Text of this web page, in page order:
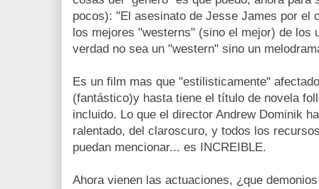
pocos): "El asesinato de Jesse James por el
los mejores "westerns" (sino el mejor) de los
verdad no sea un "western" sino un
Es un film mas que "estilisticamente"
(fantástico)y hasta tiene el título de novela
incluido. Lo que el director Andrew Dominik
ralentado, del claroscuro, y todos los
puedan mencionar... es INCREIBLE.
Ahora vienen las actuaciones, ¿que